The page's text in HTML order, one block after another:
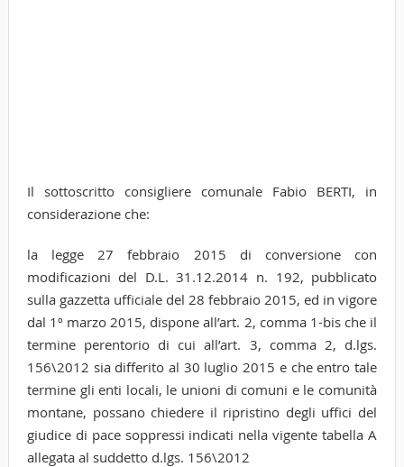
Il sottoscritto consigliere comunale Fabio BERTI, in
considerazione che:
la legge 27 febbraio 2015 di conversione con
modificazioni del D.L. 31.12.2014 n. 192, pubblicato
sulla gazzetta ufficiale del 28 febbraio 2015, ed in vigore
dal 1º marzo 2015, dispone all’art. 2, comma 1-bis che il
termine perentorio di cui all’art. 3, comma 2, d.lgs.
156\2012 sia differito al 30 luglio 2015 e che entro tale
termine gli enti locali, le unioni di comuni e le comunità
montane, possano chiedere il ripristino degli uffici del
giudice di pace soppressi indicati nella vigente tabella A
allegata al suddetto d.lgs. 156\2012